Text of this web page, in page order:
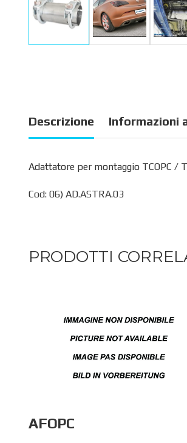
Descrizione Informazioni
Adattatore per montaggio TCOPC /
Cod: 06) AD.ASTRA.03
PRODOTTI
AFOPC